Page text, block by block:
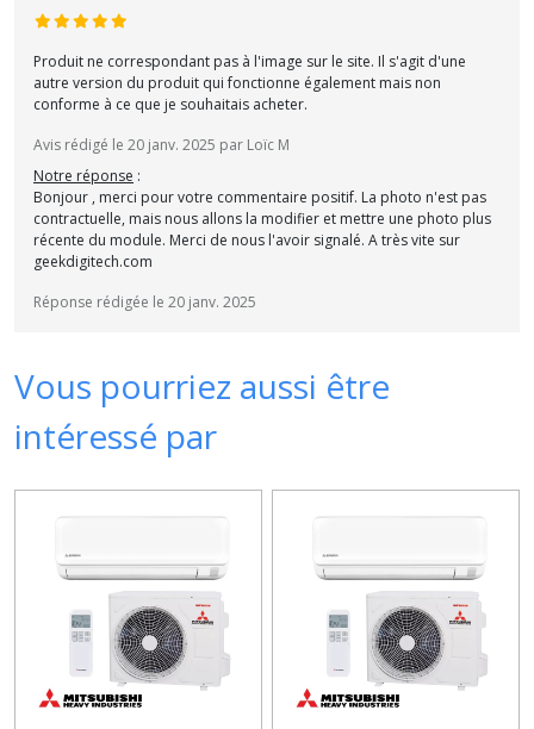
Produit ne correspondant pas à l'image sur le site. Il s'agit d'une
autre version du produit qui fonctionne également mais non
conforme à ce que je souhaitais acheter.
Avis rédigé le 20 janv. 2025 par Loïc M
Notre réponse :
Bonjour , merci pour votre commentaire positif. La photo n'est pas
contractuelle, mais nous allons la modifier et mettre une photo plus
récente du module. Merci de nous l'avoir signalé. A très vite sur
geekdigitech.com
Réponse rédigée le 20 janv. 2025
Vous pourriez aussi être
intéressé par